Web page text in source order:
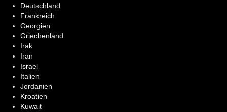
Deutschland
Frankreich
Georgien
Griechenland
Irak
Iran
Israel
Italien
Jordanien
Kroatien
Kuwait